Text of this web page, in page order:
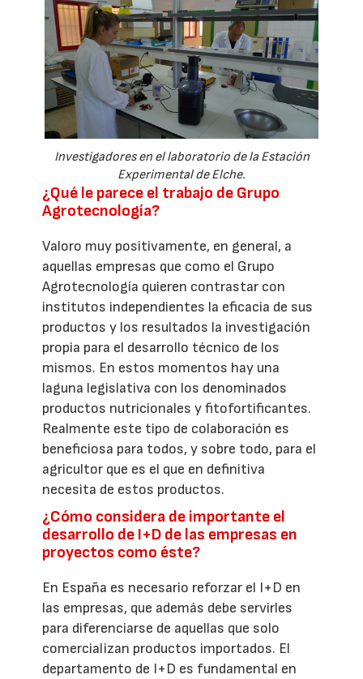
Investigadores en el laboratorio de la Estación
Experimental de Elche.
¿Qué le parece el trabajo de Grupo
Agrotecnología?
Valoro muy positivamente, en general, a
aquellas empresas que como el Grupo
Agrotecnología quieren contrastar con
institutos independientes la eficacia de sus
productos y los resultados la investigación
propia para el desarrollo técnico de los
mismos. En estos momentos hay una
laguna legislativa con los denominados
productos nutricionales y fitofortificantes.
Realmente este tipo de colaboración es
beneficiosa para todos, y sobre todo, para el
agricultor que es el que en definitiva
necesita de estos productos.
¿Cómo considera de importante el
desarrollo de I+D de las empresas en
proyectos como éste?
En España es necesario reforzar el I+D en
las empresas, que además debe servirles
para diferenciarse de aquellas que solo
comercializan productos importados. El
departamento de I+D es fundamental en